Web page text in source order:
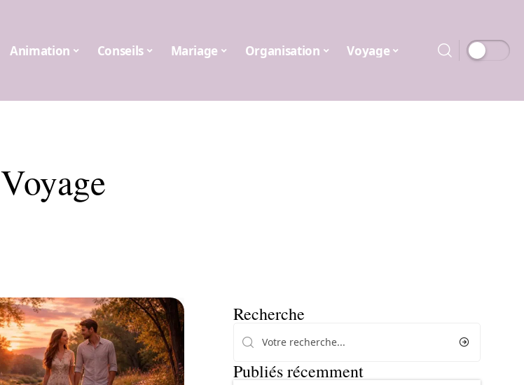
Animation Conseils Mariage Organisation Voyage
Voyage
Recherche
Publiés récemment